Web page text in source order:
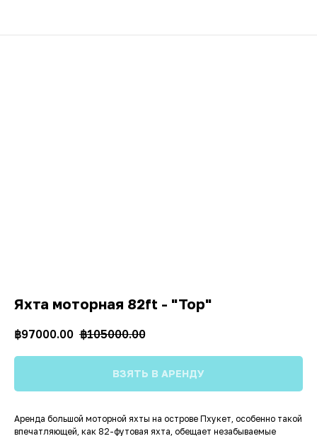
Яхта моторная 82ft - "Top"
฿97000.00 ฿105000.00
ВЗЯТЬ В АРЕНДУ
Аренда большой моторной яхты на острове Пхукет, особенно такой
впечатляющей, как 82-футовая яхта, обещает незабываемые